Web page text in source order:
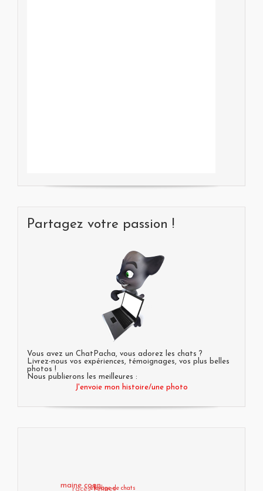
Partagez votre passion !
Vous avez un ChatPacha, vous adorez les chats ?
Livrez-nous vos expériences, témoignages, vos plus belles
photos !
Nous publierons les meilleures :
J'envoie mon histoire/une photo
maine coon
races félines